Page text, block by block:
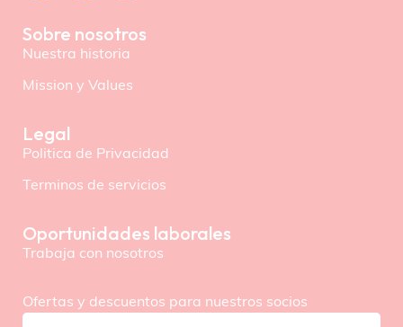
Sobre nosotros
Nuestra historia
Mission y Values
Legal
Politica de Privacidad
Terminos de servicios
Oportunidades laborales
Trabaja con nosotros
Ofertas y descuentos para nuestros socios